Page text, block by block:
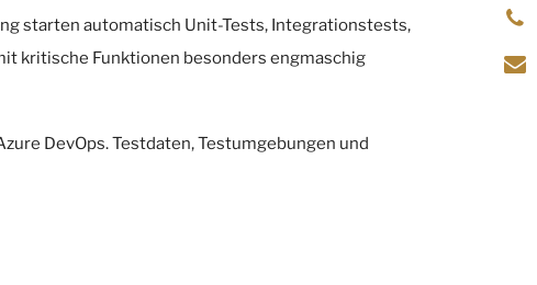
starten automatisch Unit-Tests, Integrationstests,
kritische Funktionen besonders engmaschig
DevOps. Testdaten, Testumgebungen und